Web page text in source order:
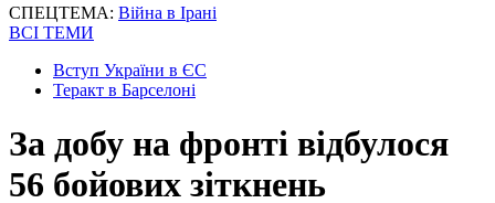
СПЕЦТЕМА: Війна в Ірані
ВСІ ТЕМИ
Вступ України в ЄС
Теракт в Барселоні
За добу на фронті відбулося
56 бойових зіткнень